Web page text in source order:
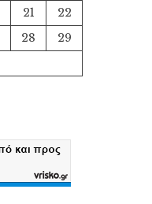
21
22
28
29